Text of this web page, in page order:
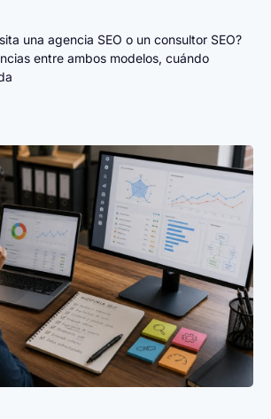
una agencia SEO o un consultor SEO?
entre ambos modelos, cuándo